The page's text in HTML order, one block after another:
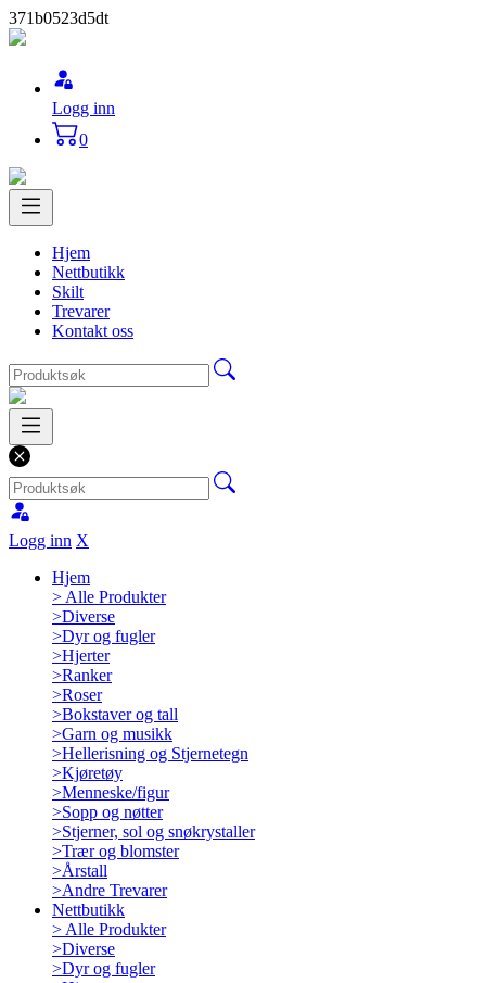
371b0523d5dt
Logg inn
0
Hjem
Nettbutikk
Skilt
Trevarer
Kontakt oss
Logg inn X
Hjem
> Alle Produkter
>Diverse
>Dyr og fugler
>Hjerter
>Ranker
>Roser
>Bokstaver og tall
>Garn og musikk
>Hellerisning og Stjernetegn
>Kjøretøy
>Menneske/figur
>Sopp og nøtter
>Stjerner, sol og snøkrystaller
>Trær og blomster
>Årstall
>Andre Trevarer
Nettbutikk
> Alle Produkter
>Diverse
>Dyr og fugler